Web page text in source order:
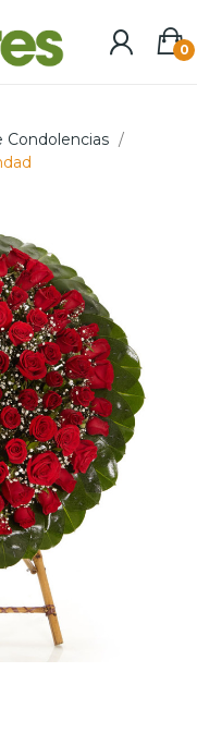
0
Condolencias